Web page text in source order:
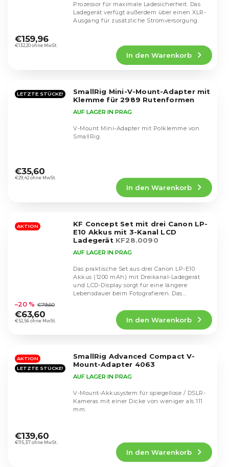
durchschnittliche
Produktbewertung
Sternen.
€132,20 ohne MwSt.
€159,96
In den Warenkorb
Prozessor für maximale Ladesicherheit. Das
Ladegerät verfügt außerdem über einen XLR-
Ausgang für zusätzliche Stromversorgung.
LETZTE STÜCKE!
SmallRig Mini-V-Mount-Adapter mit
Klemme für 2989 Rutenformen
durchschnittliche
Produktbewertung
Sternen.
AUF LAGER IN PRAG
€29,42 ohne MwSt.
€35,60
In den Warenkorb
V-Mount Mini-Adapter mit Polklemme von
SmallRig.
AKTION
KF Concept Set mit drei Canon LP-
E10 Akkus mit 3-Kanal LCD
Ladegerät KF28.0090
durchschnittliche
Produktbewertung
ist
Sternen.
AUF LAGER IN PRAG
€52,56 ohne MwSt.
–20 % €79,60
€63,60
In den Warenkorb
Das praktische Set aus drei Canon LP-E10
Akkus (1200 mAh) mit Dreikanal-Ladegerät
und LCD-Display sorgt für eine längere
Lebensdauer beim Fotografieren. Das
AKTION
LETZTE STÜCKE!
SmallRig Advanced Compact V-
Mount-Adapter 4063
durchschnittliche
Produktbewertung
AUF LAGER IN PRAG
€115,37 ohne MwSt.
€139,60
In den Warenkorb
V-Mount-Akkusystem für spiegellose / DSLR-
Kameras mit einer Dicke von weniger als 111
mm.